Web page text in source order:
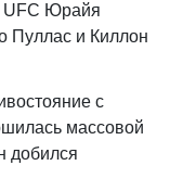
UFC Юрайя
Пуллас и Киллон
с
массовой
добился